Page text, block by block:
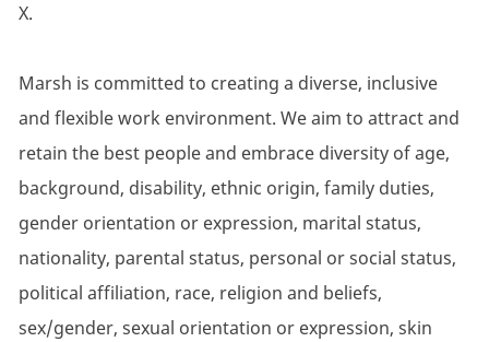
X.
Marsh is committed to creating a diverse, inclusive
and flexible work environment. We aim to attract and
retain the best people and embrace diversity of age,
background, disability, ethnic origin, family duties,
gender orientation or expression, marital status,
nationality, parental status, personal or social status,
political affiliation, race, religion and beliefs,
sex/gender, sexual orientation or expression, skin